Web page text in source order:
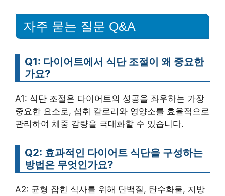
자주 묻는 질문 Q&A
Q1: 다이어트에서 식단 조절이 왜 중요한
가요?
A1: 식단 조절은 다이어트의 성공을 좌우하는 가장
중요한 요소로, 섭취 칼로리와 영양소를 효율적으로
관리하여 체중 감량을 극대화할 수 있습니다.
Q2: 효과적인 다이어트 식단을 구성하는
방법은 무엇인가요?
A2: 균형 잡힌 식사를 위해 단백질, 탄수화물, 지방